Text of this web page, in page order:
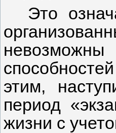
Это
этим,
период
жизни с